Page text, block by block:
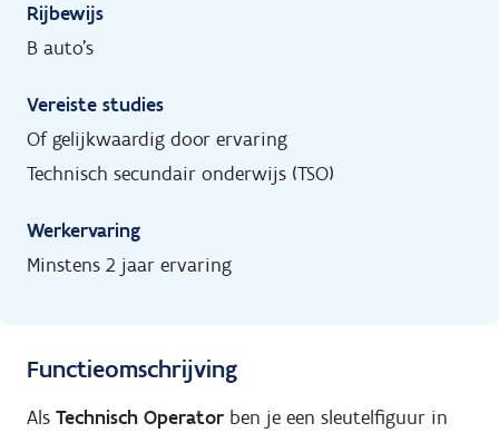
Rijbewijs
B auto's
Vereiste studies
Of gelijkwaardig door ervaring
Technisch secundair onderwijs (TSO)
Werkervaring
Minstens 2 jaar ervaring
Functieomschrijving
Als Technisch Operator ben je een sleutelfiguur in